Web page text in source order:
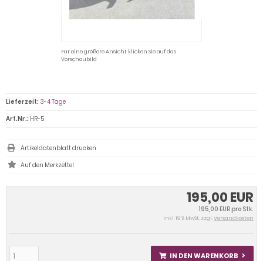
Für eine größere Ansicht klicken Sie auf das
Vorschaubild
195,00 EUR
195,00 EUR pro Stk.
inkl. 19 % MwSt. zzgl.Versandkosten
IN DEN WARENKORB
Lieferzeit: 3-4 Tage
Art.Nr.: HR-5
Artikeldatenblatt drucken